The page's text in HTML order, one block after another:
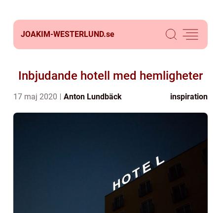
JOAKIM-WESTERLUND.se
Inbjudande hotell med hemligheter
17 maj 2020 Anton Lundbäck inspiration